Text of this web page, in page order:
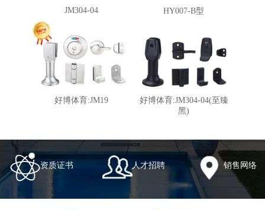
JM304-04 HY007-B型
好博体育:JM19
好博体育:JM304-04(至臻
黑)
资质证书 人才招聘 销售网络